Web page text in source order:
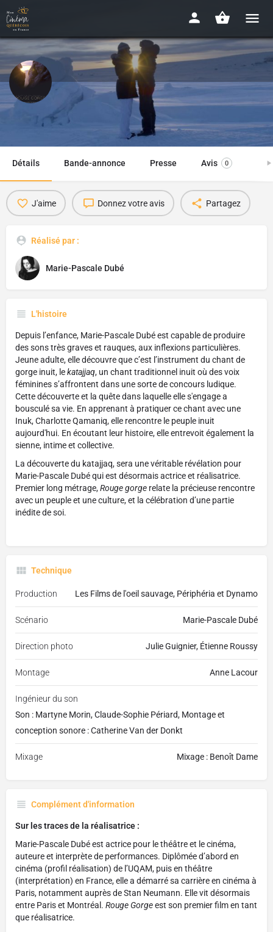
Rouge Gorge
Détails Bande-annonce Presse Avis 0
J'aime Donnez votre avis Partagez
Réalisé par :
Marie-Pascale Dubé
L'histoire
Depuis l’enfance, Marie-Pascale Dubé est capable de produire
des sons très graves et rauques, aux inflexions particulières.
Jeune adulte, elle découvre que c’est l’instrument du chant de
gorge inuit, lekatajjaq, un chant traditionnel inuit où des voix
féminines s’affrontent dans une sorte de concours ludique.
Cette découverte et la quête dans laquelle elle s'engage a
bousculé sa vie. En apprenant à pratiquer ce chant avec une
Inuk, Charlotte Qamaniq, elle rencontre le peuple inuit
aujourd'hui. En écoutant leur histoire, elle entrevoit également la
sienne, intime et collective.
La découverte du katajjaq, sera une véritable révélation pour
Marie-Pascale Dubé qui est désormais actrice et réalisatrice.
Premier long métrage,Rouge gorge relate la précieuse rencontre
avec un peuple et une culture, et la célébration d’une partie
inédite de soi.
Technique
Production Les Films de l'oeil sauvage, Périphéria et Dynamo
Scénario Marie-Pascale Dubé
Direction photo Julie Guignier, Étienne Roussy
Montage Anne Lacour
Ingénieur du son
Son : Martyne Morin, Claude-Sophie Périard, Montage et
conception sonore : Catherine Van der Donkt
Mixage Mixage : Benoît Dame
Complément d'information
Sur les traces de la réalisatrice :
Marie-Pascale Dubé est actrice pour le théâtre et le cinéma,
auteure et interprète de performances. Diplômée d’abord en
cinéma (profil réalisation) de l’UQAM, puis en théâtre
(interprétation) en France, elle a démarré sa carrière en cinéma à
Paris, notamment auprès de Stan Neumann. Elle vit désormais
entre Paris et Montréal. Rouge Gorgeest son premier film en tant
que réalisatrice.